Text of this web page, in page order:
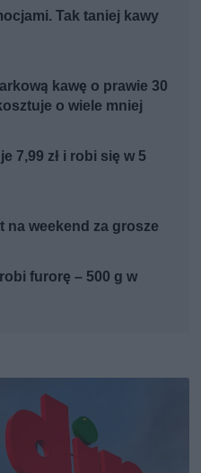
Tak taniej kawy
kawę o prawie 30
o wiele mniej
7,99 zł i robi się w 5
na weekend za grosze
furorę – 500 g w